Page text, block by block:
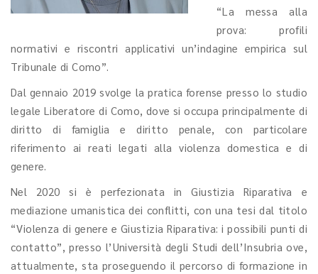
“La messa alla
prova: profili
normativi e riscontri applicativi un’indagine empirica sul
Tribunale di Como”.
Dal gennaio 2019 svolge la pratica forense presso lo studio
legale Liberatore di Como, dove si occupa principalmente di
diritto di famiglia e diritto penale, con particolare
riferimento ai reati legati alla violenza domestica e di
genere.
Nel 2020 si è perfezionata in Giustizia Riparativa e
mediazione umanistica dei conflitti, con una tesi dal titolo
“Violenza di genere e Giustizia Riparativa: i possibili punti di
contatto”, presso l’Università degli Studi dell’Insubria ove,
attualmente, sta proseguendo il percorso di formazione in